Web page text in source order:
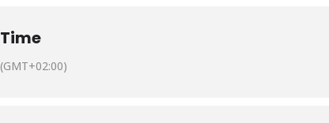
Time
(GMT+02:00)